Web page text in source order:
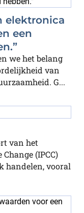
elektronica
een
we het belang
van
G...
van het
(IPCC)
handelen, vooral